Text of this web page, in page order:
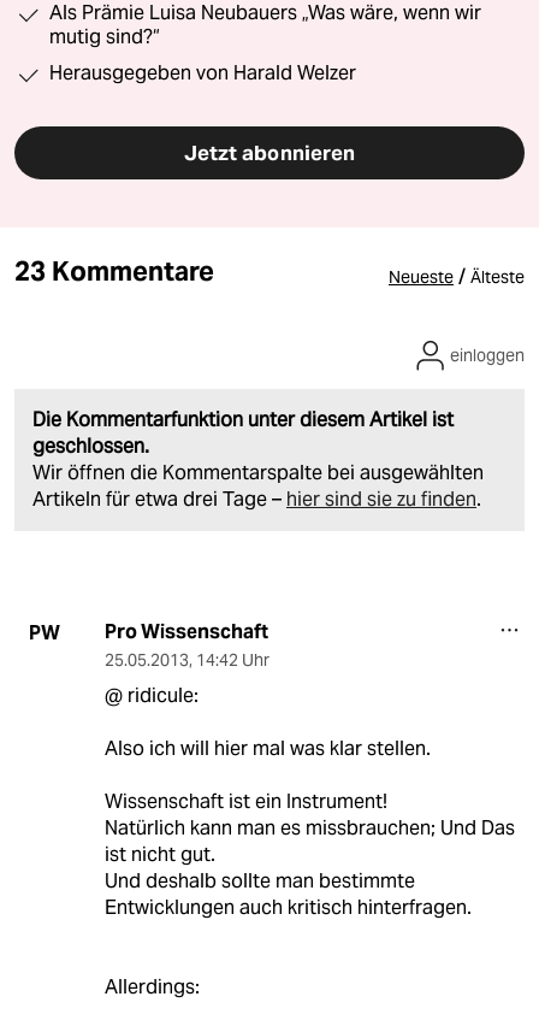
Als Prämie Luisa Neubauers „Was wäre, wenn wir
mutig sind?“
Herausgegeben von Harald Welzer
Jetzt abonnieren
23 Kommentare Neueste / Älteste
Die Kommentarfunktion unter diesem Artikel ist
geschlossen.
Wir öffnen die Kommentarspalte bei ausgewählten
Artikeln für etwa drei Tage – hier sind sie zu finden.
einloggen
PW Pro Wissenschaft
25.05.2013, 14:42 Uhr
@ ridicule:
Also ich will hier mal was klar stellen.
Wissenschaft ist ein Instrument!
Natürlich kann man es missbrauchen; Und Das
ist nicht gut.
Und deshalb sollte man bestimmte
Entwicklungen auch kritisch hinterfragen.
Allerdings: